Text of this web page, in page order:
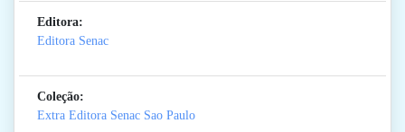
Editora:
Editora Senac
Coleção:
Extra Editora Senac Sao Paulo